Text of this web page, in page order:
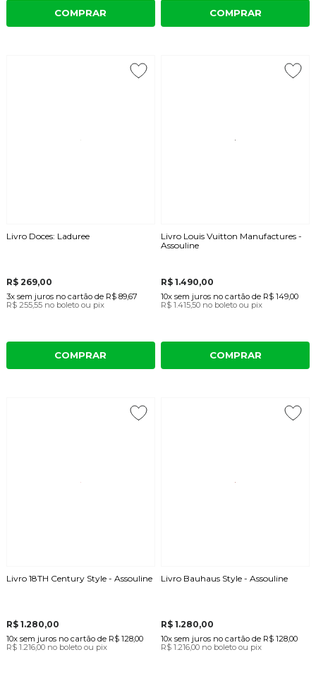
COMPRAR COMPRAR
Livro Doces: Laduree
R$ 269,00
3x sem juros no cartãode R$ 89,67
R$ 255,55 no boleto ou pix
COMPRAR
Livro Louis Vuitton Manufactures -
Assouline
R$ 1.490,00
10x sem juros no cartão de R$ 149,00
R$ 1.415,50 no boleto ou pix
COMPRAR
Livro 18TH Century Style - Assouline
R$ 1.280,00
10x sem juros no cartãode R$ 128,00
R$ 1.216,00 no boleto ou pix
Livro Bauhaus Style - Assouline
R$ 1.280,00
10x sem juros no cartão de R$ 128,00
R$ 1.216,00 no boleto ou pix